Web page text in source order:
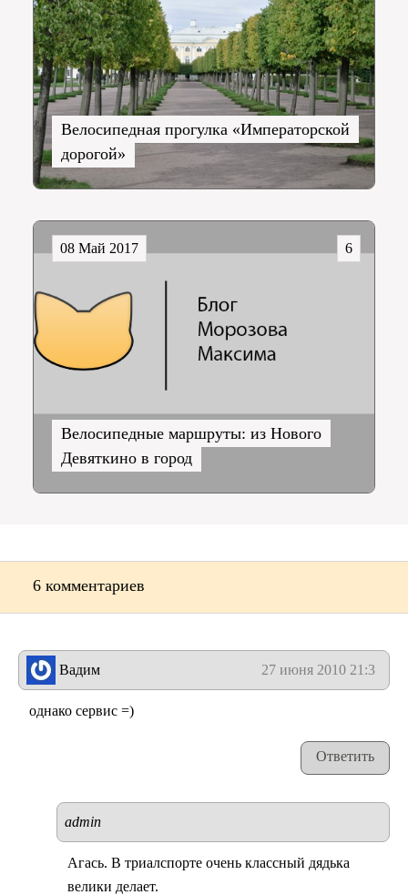
Велосипедная прогулка «Императорской
дорогой»
Велосипедные маршруты: из Нового
Девяткино в город
6
08 Май 2017
6 комментариев
Вадим 27 июня 2010 21:30
однако сервис =)
Ответить
admin
Агась. В триалспорте очень классный дядька
велики делает.